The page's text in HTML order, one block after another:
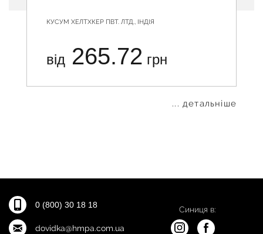
КУСУМ ХЕЛТХКЕР ПВТ. ЛТД., ІНДІЯ
від 265.72 грн
... детальніше
0 (800) 30 18 18
dovidka@hmpa.com.ua
Синиця в: